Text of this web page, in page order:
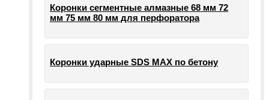
Коронки сегментные алмазные 68 мм 72
мм 75 мм 80 мм для перфоратора
Коронки ударные SDS MAX по бетону